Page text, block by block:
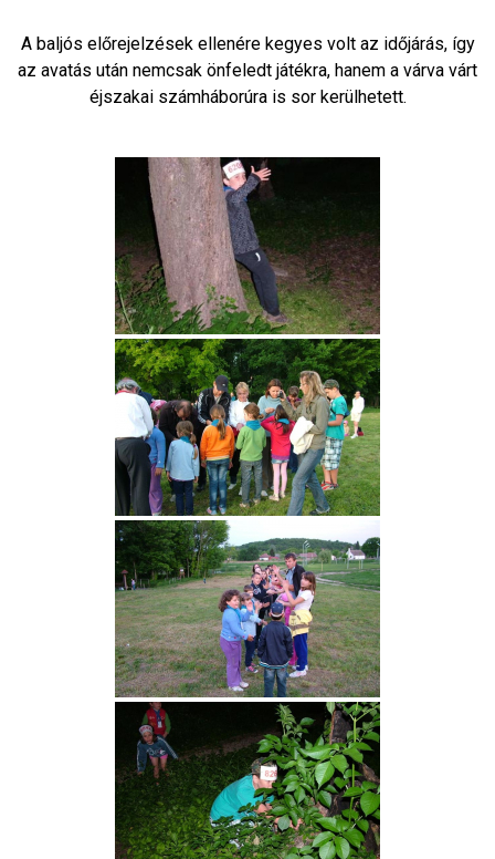
A baljós előrejelzések ellenére kegyes volt az időjárás, így
az avatás után nemcsak önfeledt játékra, hanem a várva várt
éjszakai számháborúra is sor kerülhetett.